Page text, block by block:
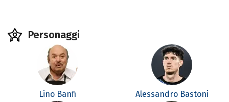
Personaggi
Lino Banfi Alessandro Bastoni